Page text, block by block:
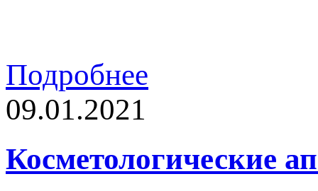
Подробнее
09.01.2021
Косметологические